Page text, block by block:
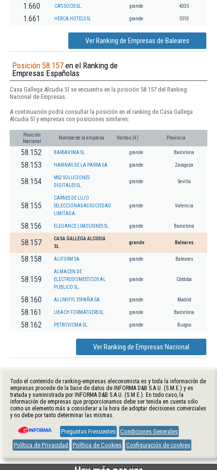
1.660 CA'S SOCIS SL. grande 4335
1.661 HERCA HOTELS SL grande 5510
Ver Ranking de Empresas de Baleares
Posición 58.157 en el Ranking de
Empresas Españolas
Casa Gallega Alcudia Sl se encuentra en la posición 58.157 del Ranking
Nacional de Empresas.
A continuación podrá consultar la posición en el ranking de Casa Gallega
Alcudia Sl y empresas con posiciones similares:
Posición
Nacional
Nombre de la empresa Ventas (€) Provincia
58.152 BARSAVIMA SL grande Barcelona
58.153 HARINAS DE LA PARRA SA grande Zaragoza
58.154
MS2 SOLUCIONES
DIGITALES SL.
grande Sevilla
58.155
CARNES DE LUJO
SELECCIONADAS SOCIEDAD
LIMITADA.
grande Valencia
58.156 ELEGANCE LIMOUSINES SL grande Barcelona
58.157
CASA GALLEGA ALCUDIA
SL
grande Baleares
58.158 ALIFORM SA grande Baleares
58.159
ALMACEN DE
ELECTRODOMESTICOS AL
PUBLICO SL.
grande Córdoba
58.160 ALUMIFYL ESPAÑA SA grande Madrid
58.161 UBACH FORMATGERS SL. grande Barcelona
58.162 PETROVICMA SL. grande Burgos
Ver Ranking de Empresas Nacional
Todo el contenido de ranking-empresas.eleconomista.es y toda la información de
empresas procede de la base de datos de INFORMA D&B S.A.U. (S.M.E.) y es
tratada y suministrada por INFORMA D&B S.A.U. (S.M.E.). En todo caso, la
información de empresas que proporcionamos debe ser tenida en cuenta sólo
como un elemento más a considerar a la hora de adoptar decisiones comerciales
y no debe por tanto determinar las mismas.
Preguntas Frecuentes Condiciones Generales
Política de Privacidad
Política de Cookies Configuración de cookies